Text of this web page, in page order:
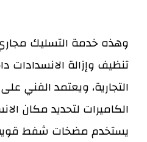
وهذه خدمة التسليك
تنظيف وإزالة الانسدادات
التجارية، ويعتمد الفني
الكاميرات لتحديد مكان
يستخدم مضخات شفط قوية